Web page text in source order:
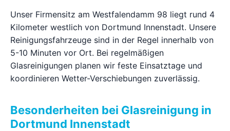
Unser Firmensitz am Westfalendamm 98 liegt rund 4
Kilometer westlich von Dortmund Innenstadt. Unsere
Reinigungsfahrzeuge sind in der Regel innerhalb von
5-10 Minuten vor Ort. Bei regelmäßigen
Glasreinigungen planen wir feste Einsatztage und
koordinieren Wetter-Verschiebungen zuverlässig.
Besonderheiten bei Glasreinigung in
Dortmund Innenstadt